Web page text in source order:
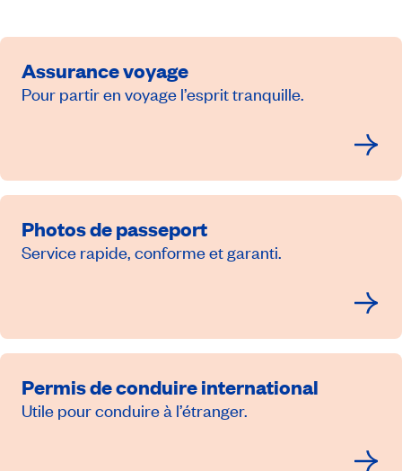
Assurance voyage
Pour partir en voyage l’esprit tranquille.
Photos de passeport
Service rapide, conforme et garanti.
Permis de conduire international
Utile pour conduire à l’étranger.